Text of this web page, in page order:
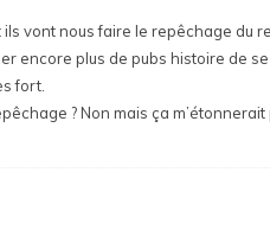
vont nous faire le repêchage du
encore plus de pubs histoire de
fort.
? Non mais ça m’étonnerait